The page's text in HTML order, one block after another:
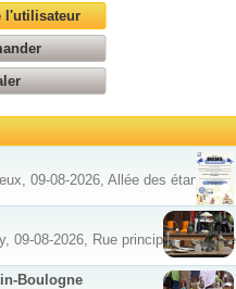
l'utilisateur
09-08-2026, Allée des étangs
09-08-2026, Rue principale et place
Boulogne